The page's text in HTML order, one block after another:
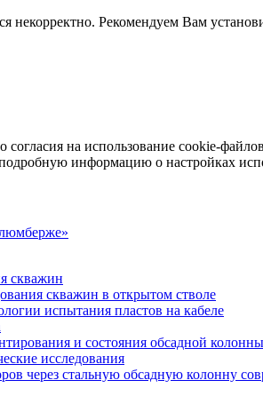
некорректно. Рекомендуем Вам
на использование cookie-
информацию о настройках
скважин
скважин в открытом стволе
испытания пластов на кабеле
и состояния обсадной колонны
исследования
через стальную обсадную колонну